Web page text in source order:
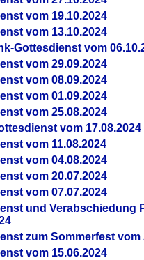
vom 19.10.2024
vom 13.10.2024
Gottesdienst vom
vom 29.09.2024
vom 08.09.2024
vom 01.09.2024
vom 25.08.2024
vom 17.08.2024
vom 11.08.2024
vom 04.08.2024
vom 20.07.2024
vom 07.07.2024
und Verabschiedung
zum Sommerfest vom
vom 15.06.2024